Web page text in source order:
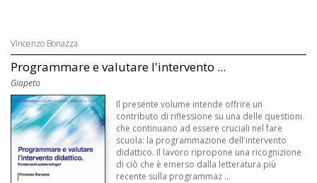
Vincenzo Bonazza
Programmare e valutare l'intervento ...
Giapeto
Il presente volume intende offrire un
contributo di riflessione su una delle questioni
che continuano ad essere cruciali nel fare
scuola: la programmazione dell'intervento
didattico. Il lavoro ripropone una ricognizione
di ciò che è emerso dalla letteratura più
recente sulla programmaz ...